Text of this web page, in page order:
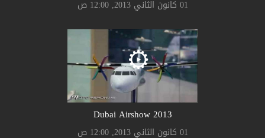
01 كانون الثاني 2013, 12:00 ص
2013 Dubai Airshow
01 كانون الثاني 2013, 12:00 ص